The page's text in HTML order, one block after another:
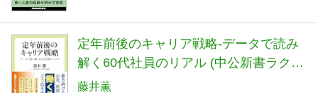
定年前後のキャリア戦略-データで読み
解く60代社員のリアル (中公新書ラクレ
862)
藤井薫